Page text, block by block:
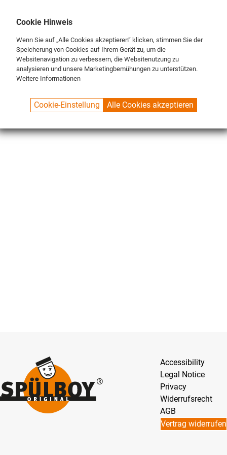
SPUELBOY.DE SHOP NU® LINE BRUSHES
Accessibility
Legal Notice
Privacy
Widerrufsrecht
AGB
Vertrag widerrufen
Cookie Hinweis
Wenn Sie auf „Alle Cookies akzeptieren“ klicken, stimmen Sie der
Speicherung von Cookies auf Ihrem Gerät zu, um die
Websitenavigation zu verbessern, die Websitenutzung zu
analysieren und unsere Marketingbemühungen zu unterstützen.
Weitere Informationen
Cookie-Einstellung Alle Cookies akzeptieren